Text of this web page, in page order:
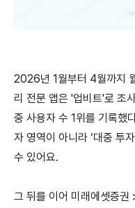
2026년 1월부터 4월까지
리 전문 앱은 '업비트'로 조
중 사용자 수 1위를 기록했
자 영역이 아니라 ‘대중 투
수 있어요.
그 뒤를 이어 미래에셋증